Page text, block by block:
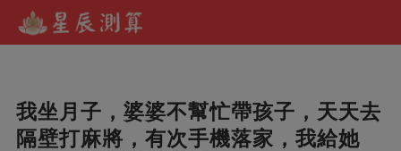
我坐月子，婆婆不幫忙帶孩子，天天去
隔壁打麻將，有次手機落家，我給她